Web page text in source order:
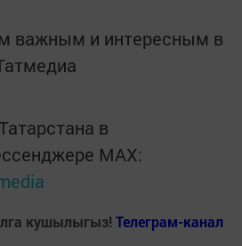
важным и интересным в
в
MАХ:
кушылыгыз! Телеграм-канал